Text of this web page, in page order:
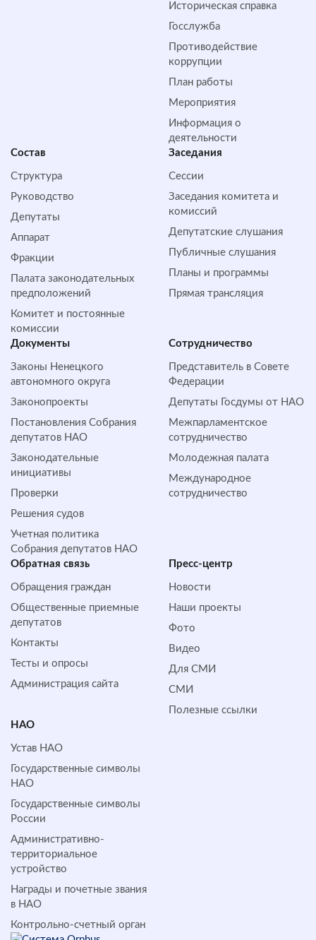
Историческая справка
Госслужба
Противодействие
коррупции
План работы
Мероприятия
Информация о
деятельности
Состав
Структура
Руководство
Депутаты
Аппарат
Фракции
Палата законодательных
предположений
Комитет и постоянные
комиссии
Заседания
Сессии
Заседания комитета и
комиссий
Депутатские слушания
Публичные слушания
Планы и программы
Прямая трансляция
Документы
Законы Ненецкого
автономного округа
Законопроекты
Постановления Собрания
депутатов НАО
Законодательные
инициативы
Проверки
Решения судов
Учетная политика
Собрания депутатов НАО
Сотрудничество
Представитель в Совете
Федерации
Депутаты Госдумы от НАО
Межпарламентское
сотрудничество
Молодежная палата
Международное
сотрудничество
Обратная cвязь
Обращения граждан
Общественные приемные
депутатов
Контакты
Тесты и опросы
Администрация сайта
Пресс-центр
Новости
Наши проекты
Фото
Видео
Для СМИ
СМИ
Полезные ссылки
НАО
Устав НАО
Государственные символы
НАО
Государственные символы
России
Административно-
территориальное
устройство
Награды и почетные звания
в НАО
Контрольно-счетный орган